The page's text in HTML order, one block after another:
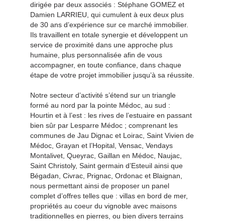
dirigée par deux associés : Stéphane GOMEZ et
Damien LARRIEU, qui cumulent à eux deux plus
de 30 ans d’expérience sur ce marché immobilier.
Ils travaillent en totale synergie et développent un
service de proximité dans une approche plus
humaine, plus personnalisée afin de vous
accompagner, en toute confiance, dans chaque
étape de votre projet immobilier jusqu’à sa réussite.
Notre secteur d’activité s’étend sur un triangle
formé au nord par la pointe Médoc, au sud :
Hourtin et à l’est : les rives de l’estuaire en passant
bien sûr par Lesparre Médoc ; comprenant les
communes de Jau Dignac et Loirac, Saint Vivien de
Médoc, Grayan et l’Hopital, Vensac, Vendays
Montalivet, Queyrac, Gaillan en Médoc, Naujac,
Saint Christoly, Saint germain d’Esteuil ainsi que
Bégadan, Civrac, Prignac, Ordonac et Blaignan,
nous permettant ainsi de proposer un panel
complet d’offres telles que : villas en bord de mer,
propriétés au coeur du vignoble avec maisons
traditionnelles en pierres, ou bien divers terrains